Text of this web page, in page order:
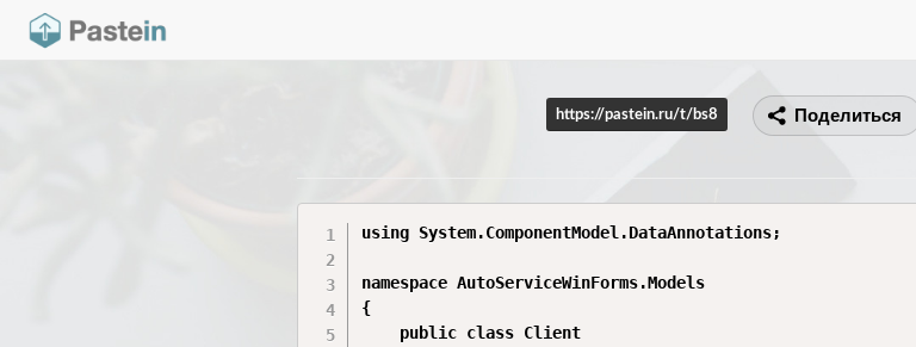
https://pastein.ru/t/bs8 Поделиться
using System.ComponentModel.DataAnnotations;
namespace AutoServiceWinForms.Models
{
    public class Client